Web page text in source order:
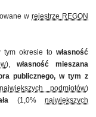
wrejestrze REGON
tym okresie to własność
),własność mieszana
publicznego, w tym z
największych podmiotów)
(1,0%największych